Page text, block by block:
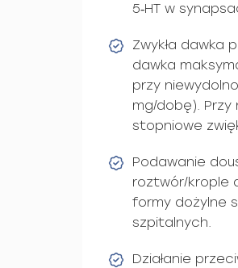
5‑HT w
Zwykła dawka
dawka
przy
mg/dobę).
stopniowe
Podawanie
roztwór/krople
formy dożylne
szpitalnych.
Działanie